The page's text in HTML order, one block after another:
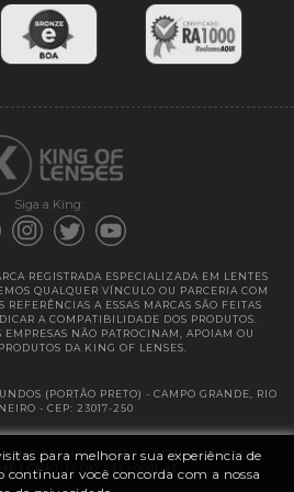
para melhorar sua experiência de
continuar você concorda com a nossa
Siga a King:
REGISTRADA ESPECIALIZADA EM LENTES
QUALQUER VÍNCULO OU PARCERIA COM
REFERÊNCIAS A ESSAS MARCAS SÃO FEITAS
A COMPATIBILIDADE DOS PRODUTOS.
EMPRESAS NÃO PATROCINAM, APOIAM OU
DA KING OF LENSES.
(PORTÃO PRETO) - CAMPO GRANDE, RIO
- CEP: 23017-250
OF IMPORTAÇÃO E DISTRIBUIÇÃO DE
| CNPJ: 13.682.533 / 0001-42